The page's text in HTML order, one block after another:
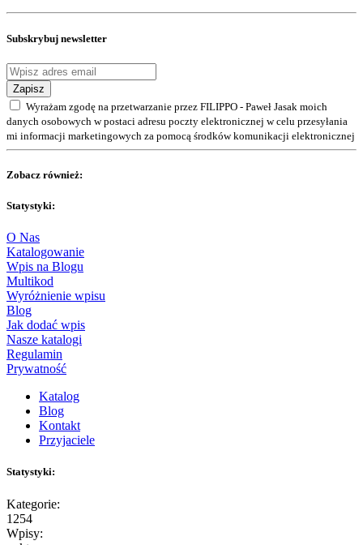
Subskrybuj newsletter
Zapisz
Wyrażam zgodę na przetwarzanie przez FILIPPO - Paweł Jasak moich
danych osobowych w postaci adresu poczty elektronicznej w celu przesyłania
mi informacji marketingowych za pomocą środków komunikacji elektronicznej
Zobacz również:
Statystyki:
O Nas
Katalogowanie
Wpis na Blogu
Multikod
Wyróżnienie wpisu
Blog
Jak dodać wpis
Nasze katalogi
Regulamin
Prywatność
Katalog
Blog
Kontakt
Przyjaciele
Statystyki:
Kategorie:
1254
Wpisy: